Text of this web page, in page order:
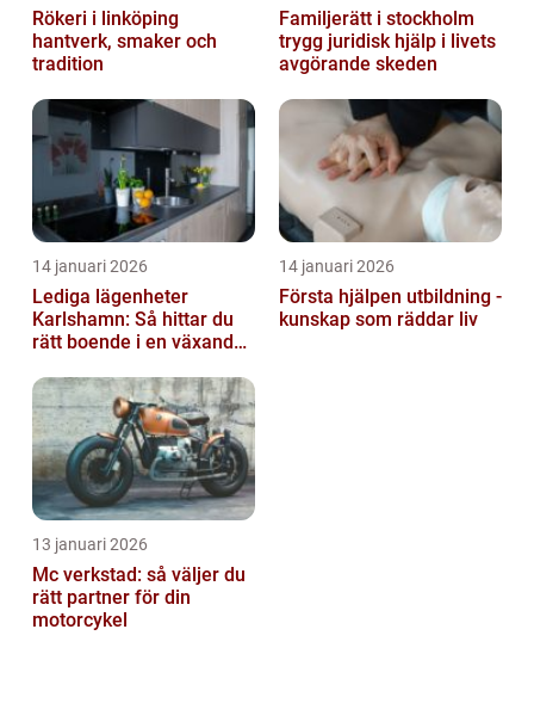
Rökeri i linköping
hantverk, smaker och
tradition
Familjerätt i stockholm
trygg juridisk hjälp i livets
avgörande skeden
14 januari 2026
Lediga lägenheter
Karlshamn: Så hittar du
rätt boende i en växande
14 januari 2026
Första hjälpen utbildning -
kunskap som räddar liv
13 januari 2026
Mc verkstad: så väljer du
rätt partner för din
motorcykel